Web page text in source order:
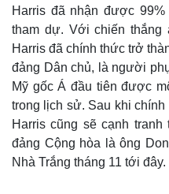
Thế giới
Quan sát
Cuộc sống đó đây
Hồ sơ
Harris đã nhận được
tham dự. Với chiến thắng
Harris đã chính thức trở
đảng Dân chủ, là người
Mỹ gốc Á đầu tiên được
trong lịch sử. Sau khi
Harris cũng sẽ cạnh
đảng Cộng hòa là ông
Nhà Trắng tháng 11 tới đây.